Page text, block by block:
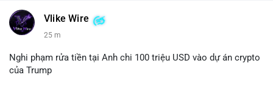
- Take Profit: TP1: $1,850, TP2: $1,820
- Stop Loss: $1,915
Quản trị rủi ro: Chỉ sử dụng 2-3% tài khoản cho lệnh này và
tuân thủ tuyệt đối mức cắt lỗ để bảo vệ vốn.
Vlike Wire
25 m
Nghi phạm rửa tiền tại Anh chi 100 triệu USD vào dự án crypto
của Trump